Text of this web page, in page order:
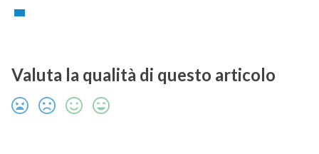
Valuta la qualità di questo articolo